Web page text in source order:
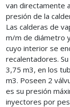
van directamente
presión de la
Las calderas de
m/m de diámetro
cuyo interior se
recalentadores.
3,75 m3, en los
m3. Poseen 2
es su presión
inyectores por